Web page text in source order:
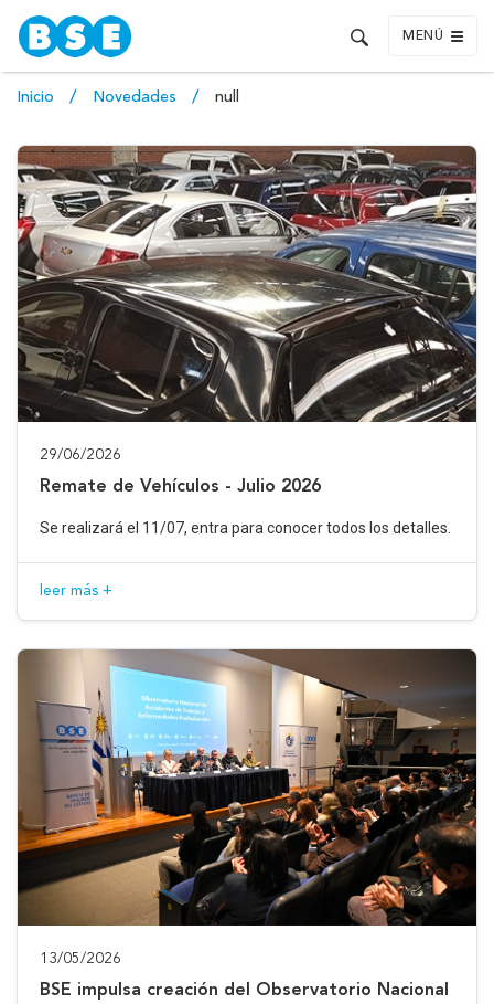
MENÚ
Inicio Novedades null
29/06/2026
Remate de Vehículos - Julio 2026
Se realizará el 11/07, entra para conocer todos los detalles.
leer más +
13/05/2026
BSE impulsa creación del Observatorio Nacional